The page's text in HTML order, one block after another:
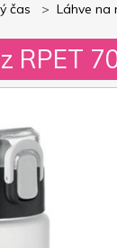
čas Láhve na
RPET